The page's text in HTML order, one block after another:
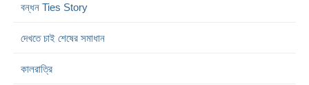
বন্ধন Ties Story
দেখতে চাই শেষের সমাধান
কালরাত্রি